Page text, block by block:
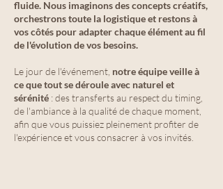
fluide. Nous imaginons des concepts créatifs,
orchestrons toute la logistique et restons à
vos côtés pour adapter chaque élément au fil
de l'évolution de vos besoins.
Le jour de l'événement, notre équipe veille à
ce que tout se déroule avec naturel et
sérénité : des transferts au respect du timing,
de l'ambiance à la qualité de chaque moment,
afin que vous puissiez pleinement profiter de
l'expérience et vous consacrer à vos invités.